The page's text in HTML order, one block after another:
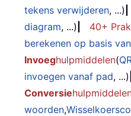
tekens verwijderen, ...)
diagram, ...) 40+
berekenen op basis
Invoeghulpmiddelen(
invoegen vanaf pad, ...)
Conversie
woorden,